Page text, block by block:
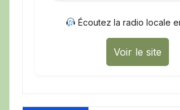
Écoutez la radio locale
Voir le site